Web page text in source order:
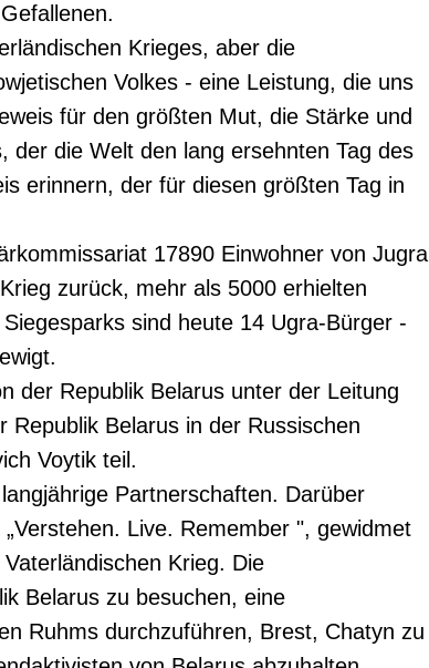
Krieges, aber die
Volkes - eine Leistung, die uns
für den größten Mut, die Stärke und
der die Welt den lang ersehnten Tag des
erinnern, der für diesen größten Tag in
17890 Einwohner von Jugra
zurück, mehr als 5000 erhielten
sind heute 14 Ugra-Bürger -
der Republik Belarus unter der Leitung
Belarus in der Russischen
Voytik teil.
Partnerschaften. Darüber
Live. Remember ", gewidmet
Krieg. Die
Belarus zu besuchen, eine
Ruhms durchzuführen, Brest, Chatyn zu